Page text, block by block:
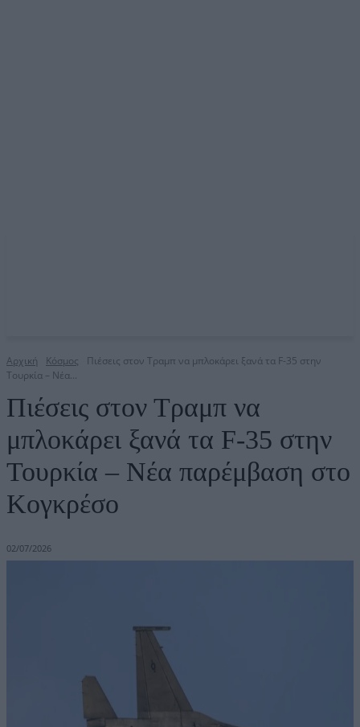
Αρχική Κόσμος
Πιέσεις στον Τραμπ να μπλοκάρει ξανά τα F-35 στην
Τουρκία – Νέα...
Πιέσεις στον Τραμπ να
μπλοκάρει ξανά τα F-35 στην
Τουρκία – Νέα παρέμβαση στο
Κογκρέσο
02/07/2026